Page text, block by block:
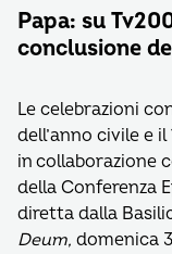
Papa: su
conclusione
Le celebrazioni
dell’anno civile e
in collaborazione
della Conferenza
diretta dalla
Deum, domenica